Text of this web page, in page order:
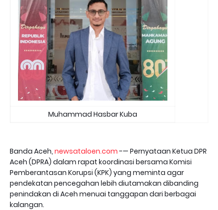
Muhammad Hasbar Kuba
Banda Aceh, newsataloen.com -— Pernyataan Ketua DPR
Aceh (DPRA) dalam rapat koordinasi bersama Komisi
Pemberantasan Korupsi (KPK) yang meminta agar
pendekatan pencegahan lebih diutamakan dibanding
penindakan di Aceh menuai tanggapan dari berbagai
kalangan.